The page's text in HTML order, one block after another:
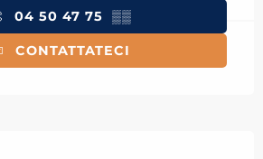
04 50 47 75 ▒▒
CONTATTATECI